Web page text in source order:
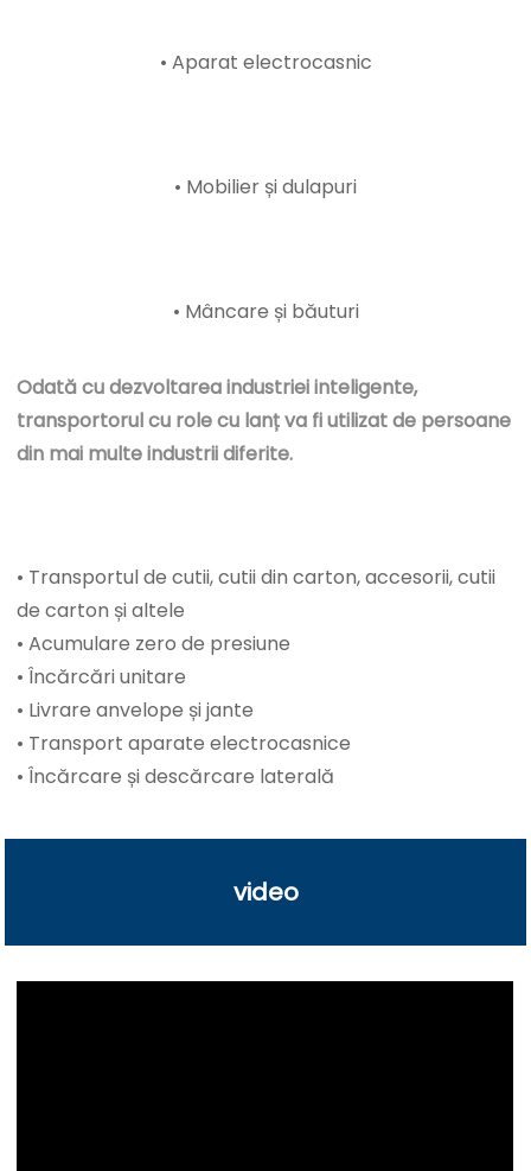
• Aparat electrocasnic
• Mobilier și dulapuri
• Mâncare și băuturi
Odată cu dezvoltarea industriei inteligente,
transportorul cu role cu lanț va fi utilizat de persoane
din mai multe industrii diferite.
• Transportul de cutii, cutii din carton, accesorii, cutii
de carton și altele
• Acumulare zero de presiune
• Încărcări unitare
• Livrare anvelope și jante
• Transport aparate electrocasnice
• Încărcare și descărcare laterală
video